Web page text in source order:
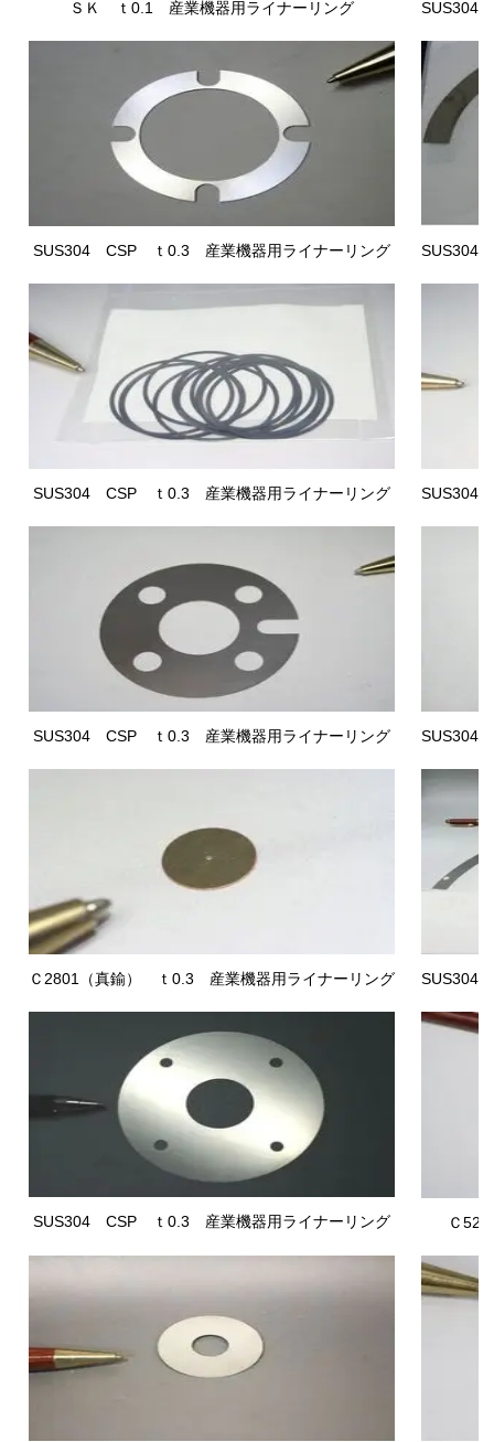
ＳＫ ｔ0.1 産業機器用ライナー リング
SUS304 CSP ｔ0.3 産業機器用ライナーリング
SUS304 CSP ｔ0.3 産業機器用ライナーリング
SUS304 CSP ｔ0.3 産業機器用ライナーリング
Ｃ2801（真鍮） ｔ0.3 産業機器用ライナーリング
SUS304 CSP ｔ0.3 産業機器用ライナーリング Ｃ